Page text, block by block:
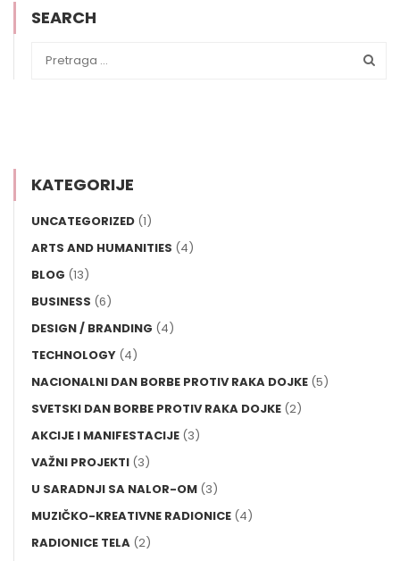
SEARCH
KATEGORIJE
UNCATEGORIZED (1)
ARTS AND HUMANITIES (4)
BLOG (13)
BUSINESS (6)
DESIGN / BRANDING (4)
TECHNOLOGY (4)
NACIONALNI DAN BORBE PROTIV RAKA DOJKE (5)
SVETSKI DAN BORBE PROTIV RAKA DOJKE (2)
AKCIJE I MANIFESTACIJE (3)
VAŽNI PROJEKTI (3)
U SARADNJI SA NALOR-OM (3)
MUZIČKO-KREATIVNE RADIONICE (4)
RADIONICE TELA (2)